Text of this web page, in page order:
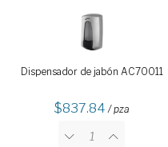
Dispensador de jabón AC70011
837.84 / pza